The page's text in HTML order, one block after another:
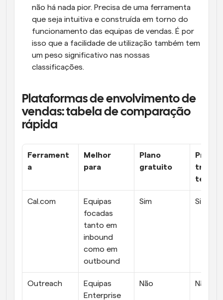
não há nada pior. Precisa de uma ferramenta
que seja intuitiva e construída em torno do
funcionamento das equipas de vendas. É por
isso que a facilidade de utilização também tem
um peso significativo nas nossas
classificações.
Plataformas de envolvimento de
vendas: tabela de comparação
rápida
Ferrament
a
Melhor
para
Plano
gratuito
Preços
tes
Cal.com
Equipas
focadas
tanto em
inbound
como em
outbound
Sim Sim
Outreach
Equipas
Enterprise
Não Não